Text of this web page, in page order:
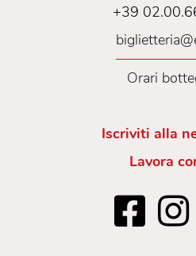
+39
Orari
Iscriviti alla
Lavora